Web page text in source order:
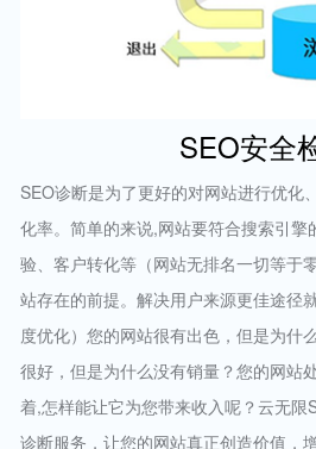
SEO安全
SEO诊断是为了更好的对网站进行优化
化率。简单的来说,网站要符合搜索引擎
验、客户转化等（网站无排名一切等于
站存在的前提。解决用户来源更佳途径
度优化）您的网站很有出色，但是为什
很好，但是为什么没有销量？您的网站
着,怎样能让它为您带来收入呢？云无
诊断服务，让您的网站真正创造价值，